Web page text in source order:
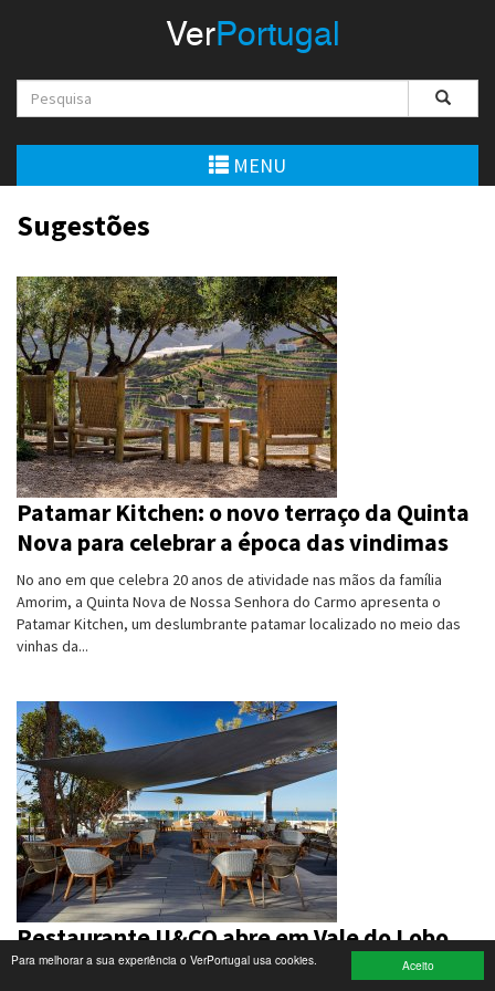
Aceito
Para melhorar a sua experiência o VerPortugal usa cookies.
Empreendedorismo
Construção e Imobiliário
Cultura e Educação
Economia
Gastronomia
Telecomunicações
Turismo e Lazer
Desporto
Electrónica e Informática
Banca e Seguros
Moda e Design
Ciência e Investigação
Cinema
Multimédia
Sugestões
VerPortugal
MENU
Sugestões
Patamar Kitchen: o novo terraço da Quinta
Nova para celebrar a época das vindimas
No ano em que celebra 20 anos de atividade nas mãos da família
Amorim, a Quinta Nova de Nossa Senhora do Carmo apresenta o
Patamar Kitchen, um deslumbrante patamar localizado no meio das
vinhas da...
Restaurante U&CO abre em Vale do Lobo
Recém-inaugurado em Vale do Lobo, o novo espaço U&Co vem